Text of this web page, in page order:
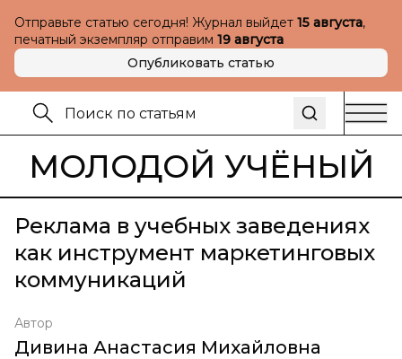
Отправьте статью сегодня! Журнал выйдет 15 августа,
печатный экземпляр отправим 19 августа
Опубликовать статью
МОЛОДОЙ УЧЁНЫЙ
Реклама в учебных заведениях
как инструмент маркетинговых
коммуникаций
Автор
Дивина Анастасия Михайловна